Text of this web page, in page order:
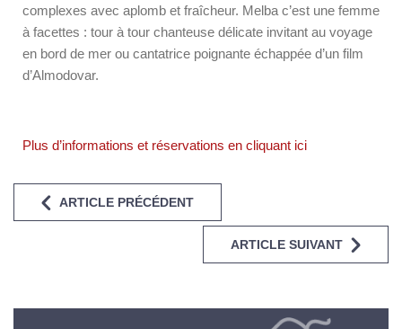
complexes avec aplomb et fraîcheur. Melba c’est une femme
à facettes : tour à tour chanteuse délicate invitant au voyage
en bord de mer ou cantatrice poignante échappée d’un film
d’Almodovar.
Plus d’informations et réservations en cliquant ici
ARTICLE PRÉCÉDENT
ARTICLE SUIVANT